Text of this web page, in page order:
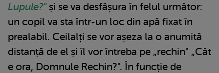
Lupule?"și se va desfășura în felul următor:
un copil va sta într-un loc din apă fixat în
prealabil. Ceilalți se vor așeza la o anumită
distanță de el și îl vor întreba pe „rechin" „Cât
e ora, Domnule Rechin?". În funcție de